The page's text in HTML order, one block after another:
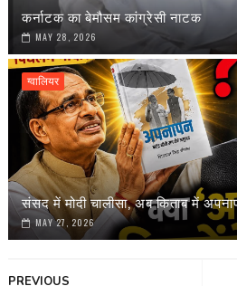
कर्नाटक का बेमौसम कांग्रेसी नाटक
MAY 28, 2026
ग्वालियर
संसद में मोदी चालीसा, अब किताब में
MAY 27, 2026
PREVIOUS